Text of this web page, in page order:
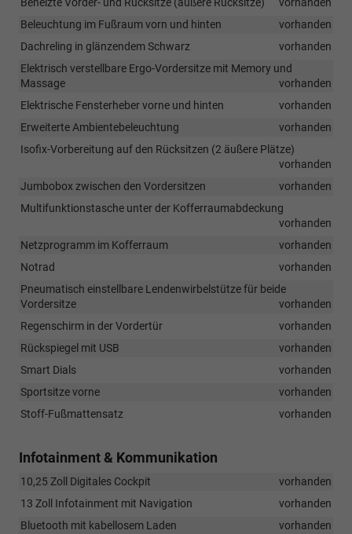
Beleuchtung im Fußraum vorn und hinten
vorhanden
Dachreling in glänzendem Schwarz
vorhanden
Elektrisch verstellbare Ergo-Vordersitze mit Memory und
Massage
vorhanden
Elektrische Fensterheber vorne und hinten
vorhanden
Erweiterte Ambientebeleuchtung
vorhanden
Isofix-Vorbereitung auf den Rücksitzen (2 äußere Plätze)
vorhanden
Jumbobox zwischen den Vordersitzen
vorhanden
Multifunktionstasche unter der Kofferraumabdeckung
vorhanden
Netzprogramm im Kofferraum
vorhanden
Notrad
vorhanden
Pneumatisch einstellbare Lendenwirbelstütze für beide
Vordersitze
vorhanden
Regenschirm in der Vordertür
vorhanden
Rückspiegel mit USB
vorhanden
Smart Dials
vorhanden
Sportsitze vorne
vorhanden
Stoff-Fußmattensatz
vorhanden
Infotainment & Kommunikation
10,25 Zoll Digitales Cockpit
vorhanden
13 Zoll Infotainment mit Navigation
vorhanden
Bluetooth mit kabellosem Laden
vorhanden